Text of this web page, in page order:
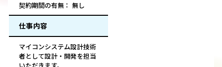
契約期間の有無： 無し
仕事内容
マイコンシステム設計技術
者として設計・開発を担当